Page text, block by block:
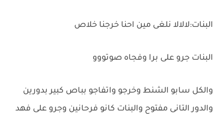
البنات:لالالا نلغى مين احنا خرجنا خلاص
البنات جرو على برا وفجاه صوتووو
والكل سابو الشنط وخرجو واتفاجو بباص كبير بدورين
والدور التانى مفتوح والبنات كانو فرحانين وجرو على فهد